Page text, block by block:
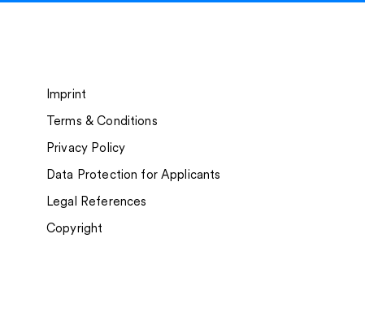
Imprint
Terms & Conditions
Privacy Policy
Data Protection for Applicants
Legal References
Copyright